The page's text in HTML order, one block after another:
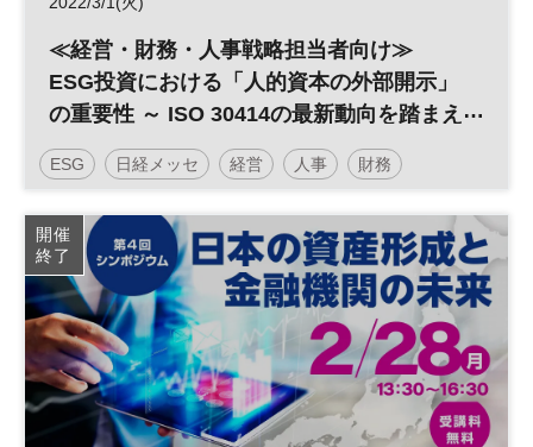
≪経営・財務・人事戦略担当者向け≫
ESG投資における「人的資本の外部開示」
の重要性 ～ ISO 30414の最新動向を踏まえ
て～
ESG 日経メッセ 経営 人事 財務
開催
終了